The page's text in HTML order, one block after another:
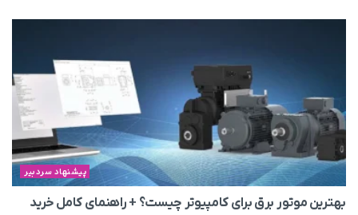
پیشنهاد سردبیر
بهترین موتور برق برای کامپیوتر چیست؟ + راهنمای کامل خرید